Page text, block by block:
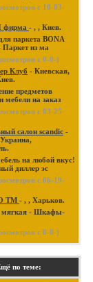
с 10-03-
фирма - , , Киев.
паркета BONA
из ма
с 0-0-)
Клуб - Киевская,
предметов
мебели на заказ
с 03-25-
салон scandic -
на любой вкус!
диллер эс
с 06-19-
ТМ - , , Харьков.
мягкая - Шкафы-
с 0-0-)
по теме: